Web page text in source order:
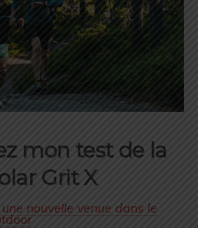
mon test de la
Grit X
nouvelle venue dans le